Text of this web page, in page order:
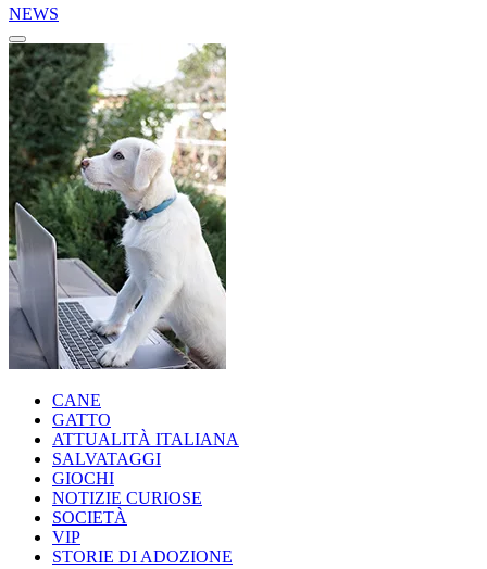
NEWS
CANE
GATTO
ATTUALITÀ ITALIANA
SALVATAGGI
GIOCHI
NOTIZIE CURIOSE
SOCIETÀ
VIP
STORIE DI ADOZIONE